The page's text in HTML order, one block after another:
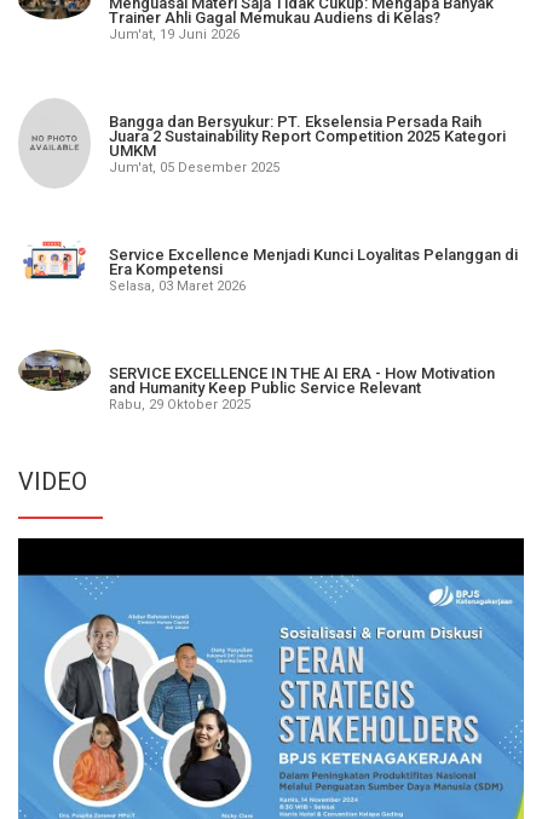
Trainer Ahli Gagal Memukau Audiens di Kelas?
Jum'at, 19 Juni 2026
Bangga dan Bersyukur: PT. Ekselensia Persada Raih
Juara 2 Sustainability Report Competition 2025 Kategori
UMKM
Jum'at, 05 Desember 2025
Service Excellence Menjadi Kunci Loyalitas Pelanggan di
Era Kompetensi
Selasa, 03 Maret 2026
SERVICE EXCELLENCE IN THE AI ERA - How Motivation
and Humanity Keep Public Service Relevant
Rabu, 29 Oktober 2025
VIDEO